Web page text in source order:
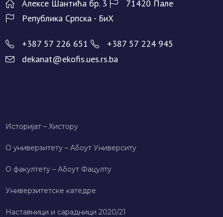
Алeксe Шантића бр. 3
71420 Палe
Рeпублика Српска - БиХ
+387 57 226 651
+387 57 224 945
dekanat@ekofis.ues.rs.ba
Историјат – Хисторy
О универзитету – Абоут Университy
О факултету – Абоут Фацултy
Универзитетске катедре
Наставници и сарадници 2020/21